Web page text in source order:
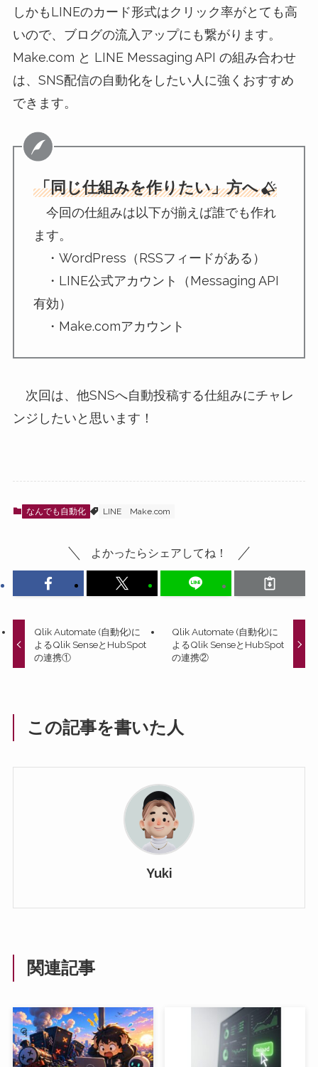
しかもLINEのカード形式はクリック率がとても高
いので、ブログの流入アップにも繋がります。
Make.com と LINE Messaging API の組み合わせ
は、SNS配信の自動化をしたい人に強くおすすめ
できます。
「同じ仕組みを作りたい」方へ
今回の仕組みは以下が揃えば誰でも作れ
ます。
・WordPress（RSSフィードがある）
・LINE公式アカウント（Messaging API
有効）
・Make.comアカウント
次回は、他SNSへ自動投稿する仕組みにチャレ
ンジしたいと思います！
なんでも自動化 LINE Make.com
よかったらシェアしてね！
Qlik Automate (自動化)に
よるQlik SenseとHubSpot
の連携①
Qlik Automate (自動化)に
よるQlik SenseとHubSpot
の連携②
この記事を書いた人
Yuki
関連記事